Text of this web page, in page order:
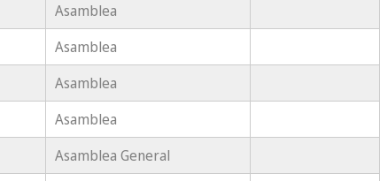
Asamblea
Asamblea
Asamblea
Asamblea
Asamblea General